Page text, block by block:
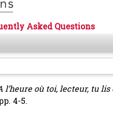
Asked Questions
l’heure où toi, lecteur, tu
4-5.